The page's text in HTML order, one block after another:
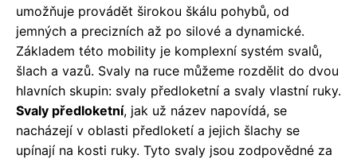
umožňuje provádět širokou škálu pohybů, od
jemných a precizních až po silové a dynamické.
Základem této mobility je komplexní systém svalů,
šlach a vazů. Svaly na ruce můžeme rozdělit do dvou
hlavních skupin: svaly předloketní a svaly vlastní ruky.
Svaly předloketní, jak už název napovídá, se
nacházejí v oblasti předloketí a jejich šlachy se
upínají na kosti ruky. Tyto svaly jsou zodpovědné za